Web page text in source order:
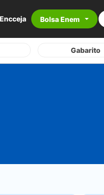
Bolsa Enem
Gabarito